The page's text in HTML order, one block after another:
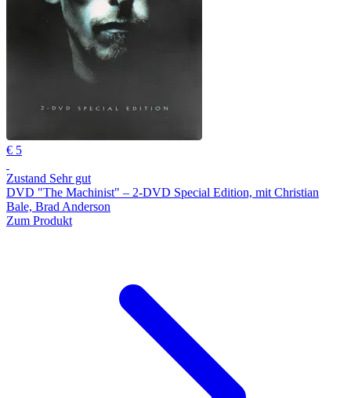
€ 5
Zustand Sehr gut
DVD "The Machinist" – 2-DVD Special Edition, mit Christian
Bale, Brad Anderson
Zum Produkt